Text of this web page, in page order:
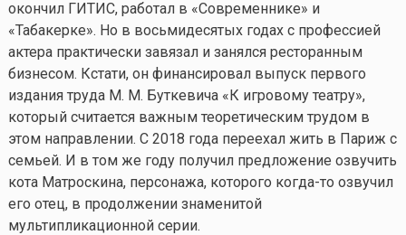
окончил ГИТИС, работал в «Современнике» и
«Табакерке». Но в восьмидесятых годах с профессией
актера практически завязал и занялся ресторанным
бизнесом. Кстати, он финансировал выпуск первого
издания труда М. М. Буткевича «К игровому театру»,
который считается важным теоретическим трудом в
этом направлении. С 2018 года переехал жить в Париж с
семьей. И в том же году получил предложение озвучить
кота Матроскина, персонажа, которого когда-то озвучил
его отец, в продолжении знаменитой
мультипликационной серии.